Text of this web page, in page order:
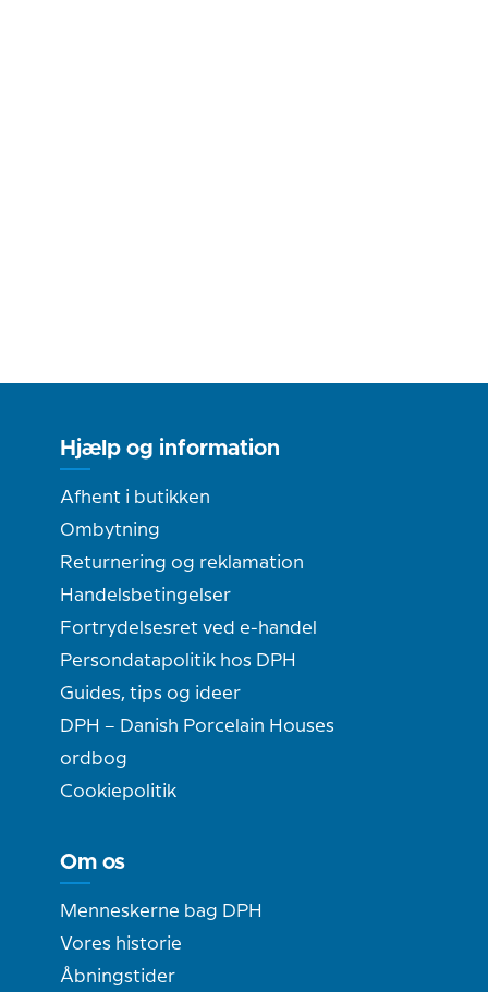
Hjælp og information
Afhent i butikken
Ombytning
Returnering og reklamation
Handelsbetingelser
Fortrydelsesret ved e-handel
Persondatapolitik hos DPH
Guides, tips og ideer
DPH – Danish Porcelain Houses
ordbog
Cookiepolitik
Om os
Menneskerne bag DPH
Vores historie
Åbningstider